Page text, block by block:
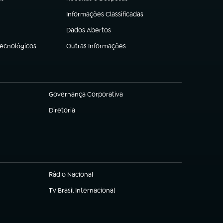
Informações Classificadas
(abre em nova aba)
Dados Abertos
(abre em nova aba)
Outras Informações
(abre em nova aba)
Governança Corporativa
(abre em nova aba)
Diretoria
(abre em nova aba)
Rádio Nacional
TV Brasil Internacional
(abre em nova aba)